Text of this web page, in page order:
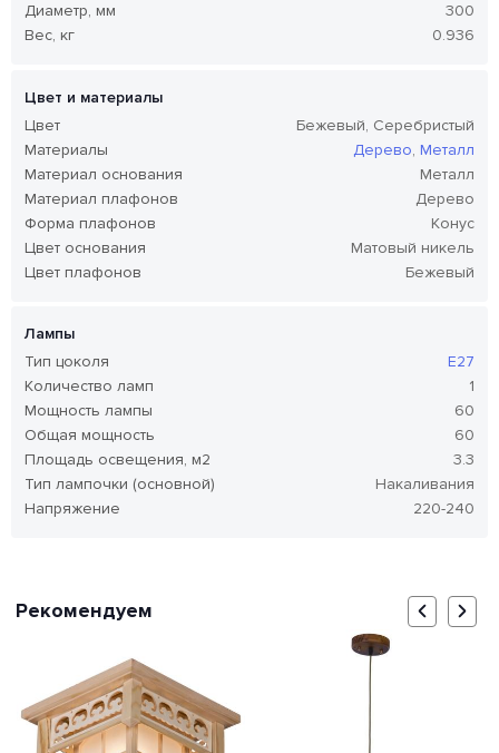
Диаметр, мм
300
Вес, кг
0.936
Цвет и материалы
Цвет
Бежевый, Серебристый
Материалы
Дерево, Металл
Материал основания
Металл
Материал плафонов
Дерево
Форма плафонов
Конус
Цвет основания
Матовый никель
Цвет плафонов
Бежевый
Лампы
Тип цоколя
E27
Количество ламп
1
Мощность лампы
60
Общая мощность
60
Площадь освещения, м2
3.3
Тип лампочки (основной)
Накаливания
Напряжение
220-240
Рекомендуем